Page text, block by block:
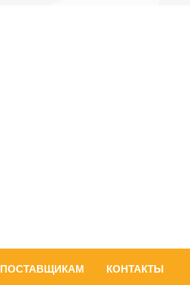
ПОСТАВЩИКАМ КОНТАКТЫ